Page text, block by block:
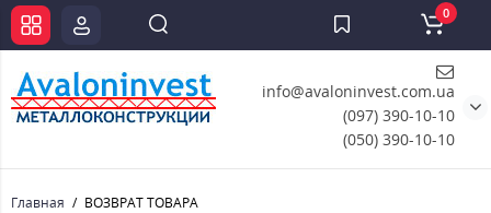
info@avaloninvest.com.ua
(097) 390-10-10
(050) 390-10-10
0
Главная ВОЗВРАТ ТОВАРА